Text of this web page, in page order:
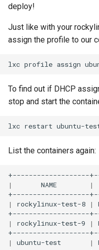
deploy!
Just like with your
assign the profile to our
lxc profile assign
To find out if DHCP
stop and start the
lxc restart
List the containers again:
| NAME |
| rockylinux-test-8 |
| rockylinux-test-9 |
| ubuntu-test |